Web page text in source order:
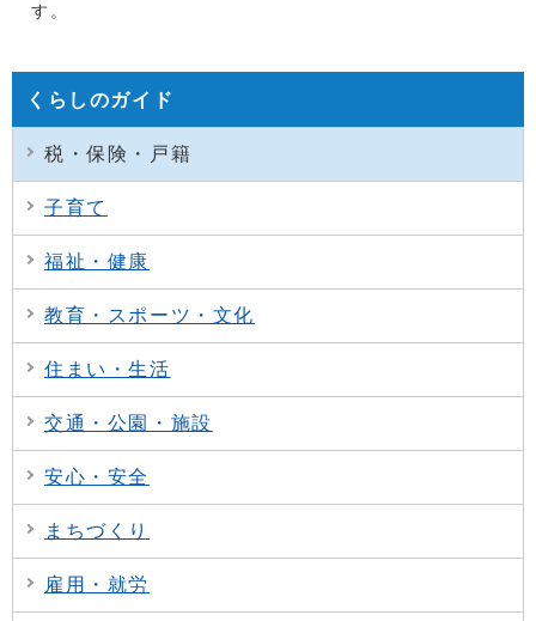
す。
くらしのガイド
税・保険・戸籍
子育て
福祉・健康
教育・スポーツ・文化
住まい・生活
交通・公園・施設
安心・安全
まちづくり
雇用・就労